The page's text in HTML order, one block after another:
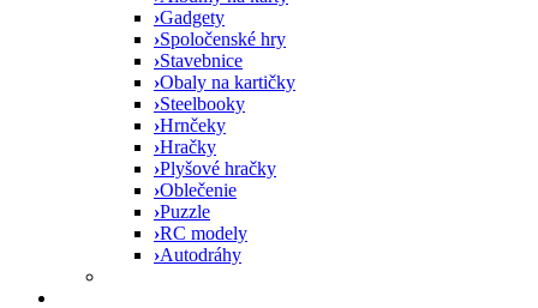
›Gadgety
›Spoločenské hry
›Stavebnice
›Obaly na kartičky
›Steelbooky
›Hrnčeky
›Hračky
›Plyšové hračky
›Oblečenie
›Puzzle
›RC modely
›Autodráhy